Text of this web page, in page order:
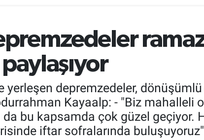
depremzedeler,
Kayaalp: - "Biz mahalleli
da bu kapsamda çok güzel geçiyor.
iftar sofralarında buluşuyoruz"